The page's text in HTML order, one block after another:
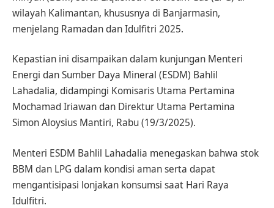
wilayah Kalimantan, khususnya di Banjarmasin,
menjelang Ramadan dan Idulfitri 2025.
Kepastian ini disampaikan dalam kunjungan Menteri
Energi dan Sumber Daya Mineral (ESDM) Bahlil
Lahadalia, didampingi Komisaris Utama Pertamina
Mochamad Iriawan dan Direktur Utama Pertamina
Simon Aloysius Mantiri, Rabu (19/3/2025).
Menteri ESDM Bahlil Lahadalia menegaskan bahwa stok
BBM dan LPG dalam kondisi aman serta dapat
mengantisipasi lonjakan konsumsi saat Hari Raya
Idulfitri.